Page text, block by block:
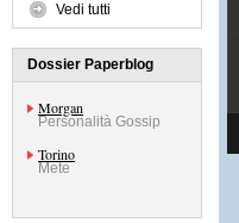
Vedi tutti
Dossier Paperblog
Morgan
Personalità Gossip
Torino
Mete